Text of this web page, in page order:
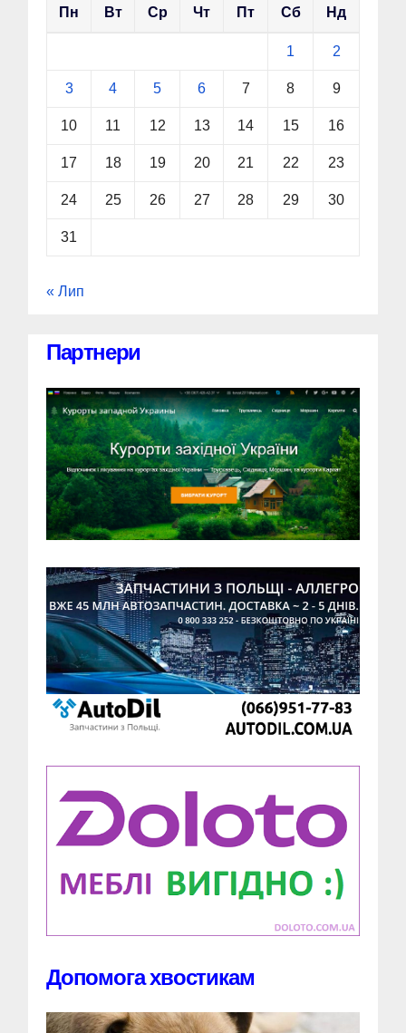
Пн Вт Ср Чт Пт Сб Нд
1 2
3 4 5 6 7 8 9
10 11 12 13 14 15 16
17 18 19 20 21 22 23
24 25 26 27 28 29 30
31
« Лип
Партнери
Допомога хвостикам